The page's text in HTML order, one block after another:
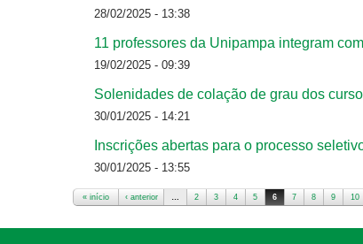
28/02/2025 - 13:38
11 professores da Unipampa integram
19/02/2025 - 09:39
Solenidades de colação de grau dos
30/01/2025 - 14:21
Inscrições abertas para o processo
30/01/2025 - 13:55
« início ‹ anterior 2 3 4 5 6 7 8 9 10